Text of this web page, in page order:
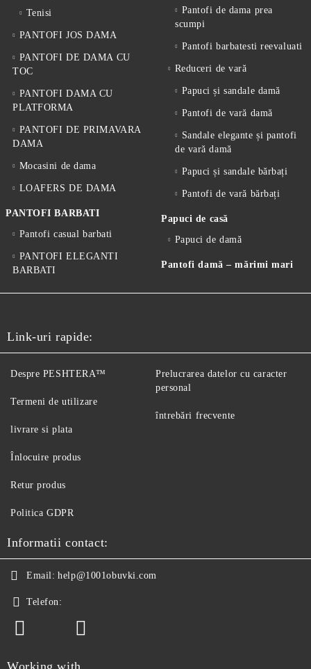
Tenisi
PANTOFI JOS DAMA
PANTOFI DE DAMA CU
TOC
PANTOFI DAMA CU
PLATFORMA
PANTOFI DE PRIMAVARA
DAMA
Mocasini de dama
LOAFERS DE DAMA
PANTOFI BARBATI
Pantofi casual barbati
PANTOFI ELEGANTI
BARBATI
Pantofi de dama prea
scumpi
Pantofi barbatesti reevaluati
Reduceri de vară
Papuci și sandale damă
Pantofi de vară damă
Sandale elegante și pantofi
de vară damă
Papuci și sandale bărbați
Pantofi de vară bărbați
Papuci de casă
Papuci de damă
Pantofi damă – mărimi mari
Link-uri rapide:
Despre PESHTERA™
Termeni de utilizare
livrare si plata
Înlocuire produs
Retur produs
Politica GDPR
Prelucrarea datelor cu caracter
personal
întrebări frecvente
Informatii contact:
Email: help@1001obuvki.com
Telefon: